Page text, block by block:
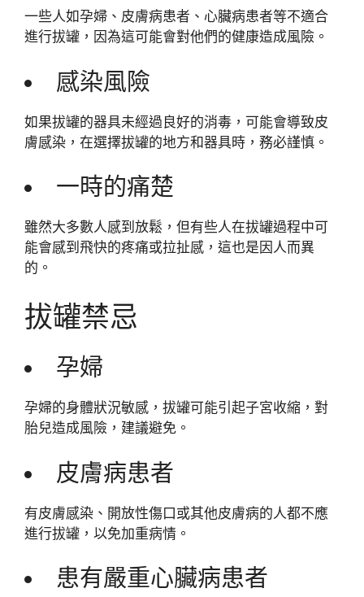
一些人如孕婦、皮膚病患者、心臟病患者等不適合
進行拔罐，因為這可能會對他們的健康造成風險。
感染風險
如果拔罐的器具未經過良好的消毒，可能會導致皮
膚感染，在選擇拔罐的地方和器具時，務必謹慎。
一時的痛楚
雖然大多數人感到放鬆，但有些人在拔罐過程中可
能會感到飛快的疼痛或拉扯感，這也是因人而異
的。
拔罐禁忌
孕婦
孕婦的身體狀況敏感，拔罐可能引起子宮收縮，對
胎兒造成風險，建議避免。
皮膚病患者
有皮膚感染、開放性傷口或其他皮膚病的人都不應
進行拔罐，以免加重病情。
患有嚴重心臟病患者